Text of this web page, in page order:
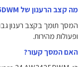
מה קצב הרענון של Alienware 34 AW3425DWM?
ופעולות מהירות.
האם המסך קעור?